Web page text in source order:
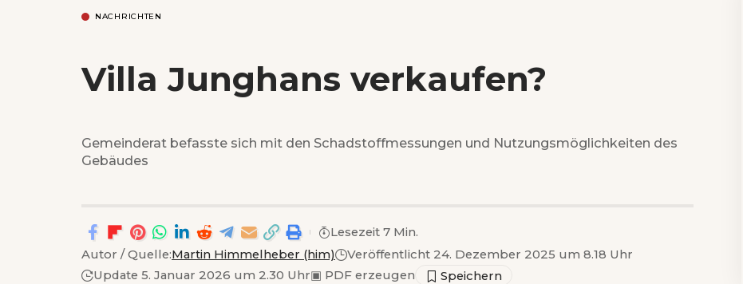
NACHRICHTEN
Villa Junghans verkaufen?
Gemeinderat befasste sich mit den Schadstoffmessungen und Nutzungsmöglichkeiten des
Gebäudes
Autor / Quelle:Martin Himmelheber (him)
Veröffentlicht 24. Dezember 2025 um 8.18 Uhr
Update 5. Januar 2026 um 2.30 Uhr▣ PDF erzeugen
Lesezeit 7 Min.